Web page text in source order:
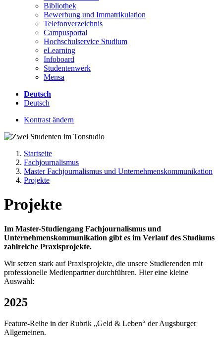
Bibliothek
Bewerbung und Immatrikulation
Telefonverzeichnis
Campusportal
Hochschulservice Studium
eLearning
Infoboard
Studentenwerk
Mensa
Deutsch
Deutsch
Kontrast ändern
Startseite
Fachjournalismus
Master Fachjournalismus und Unternehmenskommunikation
Projekte
Projekte
Im Master-Studiengang Fachjournalismus und
Unternehmenskommunikation gibt es im Verlauf des Studiums
zahlreiche Praxisprojekte.
Wir setzen stark auf Praxisprojekte, die unsere Studierenden mit
professionelle Medienpartner durchführen. Hier eine kleine
Auswahl:
2025
Feature-Reihe in der Rubrik „Geld & Leben“ der Augsburger
Allgemeinen.